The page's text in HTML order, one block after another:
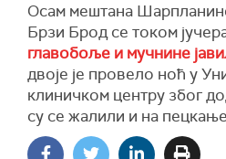
Осам мештана
Брзи Брод се током
главобоље и мучнине
двоје је провело ноћ у
клиничком центру због
су се жалили и на